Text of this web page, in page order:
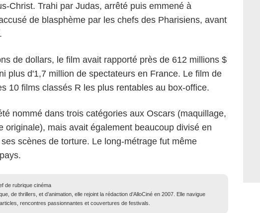
Christ. Trahi par Judas, arrêté puis emmené à
de blasphème par les chefs des Pharisiens, avant
de dollars, le film avait rapporté près de 612 millions $
plus d'1,7 million de spectateurs en France. Le film de
10 films classés R les plus rentables au box-office.
nommé dans trois catégories aux Oscars (maquillage,
originale), mais avait également beaucoup divisé en
scènes de torture. Le long-métrage fut même
de rubrique cinéma
de thrillers, et d’animation, elle rejoint la rédaction d’AlloCiné en 2007. Elle navigue
rencontres passionnantes et couvertures de festivals.